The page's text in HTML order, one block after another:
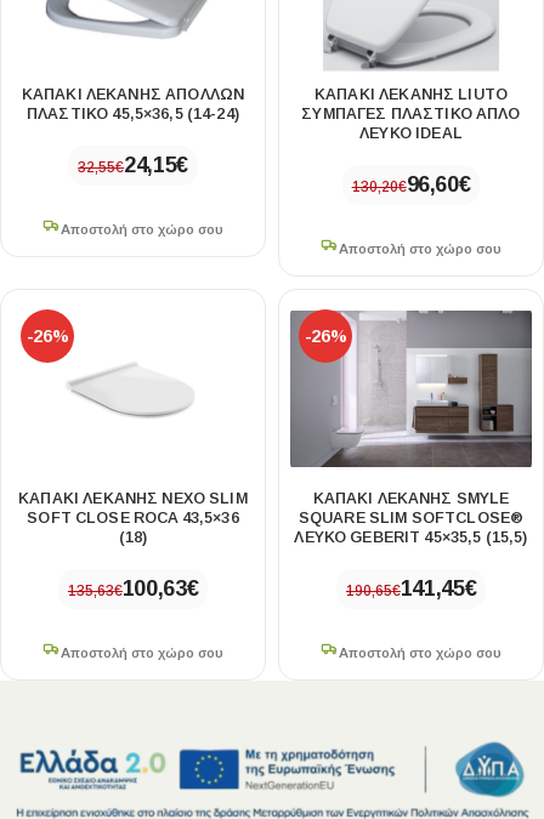
ΚΑΠΑΚΙ ΛΕΚΑΝΗΣ ΑΠΟΛΛΩΝ
ΠΛΑΣΤΙΚΟ 45,5×36,5 (14-24)
32,55€24,15€
Αποστολή στο χώρο σου
ΚΑΠΑΚΙ ΛΕΚΑΝΗΣ LIUTO
ΣΥΜΠΑΓΕΣ ΠΛΑΣΤΙΚΟ ΑΠΛΟ
ΛΕΥΚΟ IDEAL
130,20€96,60€
Αποστολή στο χώρο σου
-26%
ΚΑΠΆΚΙ ΛΕΚΆΝΗΣ NEXO SLIM
SOFT CLOSE ROCA 43,5×36
(18)
135,63€100,63€
Αποστολή στο χώρο σου
-26%
ΚΑΠΑΚΙ ΛΕΚΑΝΗΣ SMYLE
SQUARE SLIM SOFTCLOSE®
ΛΕΥΚΟ GEBERIT 45×35,5 (15,5)
190,65€141,45€
Αποστολή στο χώρο σου